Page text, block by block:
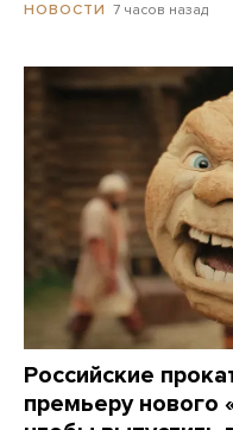
НОВОСТИ 7 часов назад
Российские
премьеру нового